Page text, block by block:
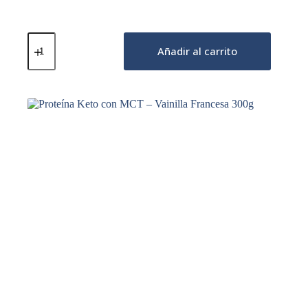
Proteína
Keto
MCT
Coco
y
Añadir al carrito